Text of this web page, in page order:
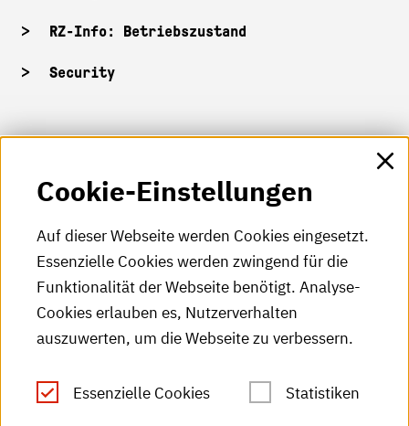
RZ-Info: Betriebszustand
Security
HKA-Shop
HKA-Videos
HKA-Podcast
HKA-Publikationen
RSS-Feed
Leichte Sprache
Cookie-Einstellungen
Auf dieser Webseite werden Cookies eingesetzt.
Essenzielle Cookies werden zwingend für die
Funktionalität der Webseite benötigt. Analyse-
Cookies erlauben es, Nutzerverhalten
auszuwerten, um die Webseite zu verbessern.
Essenzielle Cookies Statistiken